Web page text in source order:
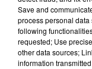
Save and
process personal
following
requested; Use
other data sources;
information